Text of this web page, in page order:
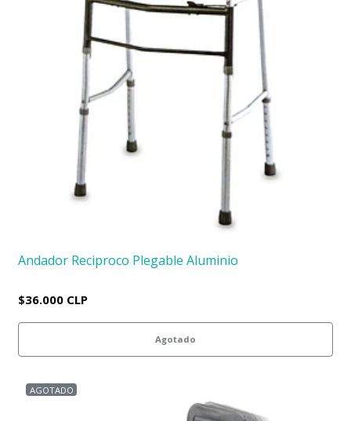
Andador Reciproco Plegable Aluminio
$36.000 CLP
Agotado
AGOTADO